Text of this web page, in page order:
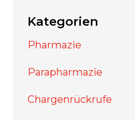
Kategorien
Pharmazie
Parapharmazie
Chargenrückrufe